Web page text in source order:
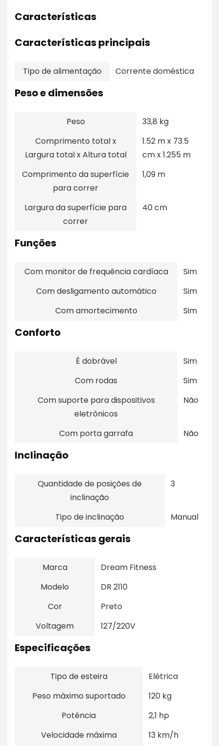
Características
Características principais
Tipo de alimentação Corrente doméstica
Peso e dimensões
Peso
33,8 kg
Comprimento total x
Largura total x Altura total
1.52 m x 73.5
cm x 1.255 m
Comprimento da superfície
para correr
1,09 m
Largura da superfície para
correr
40 cm
Funções
Com monitor de frequência cardíaca
Sim
Com desligamento automático
Sim
Com amortecimento
Sim
Conforto
É dobrável
Sim
Com rodas
Sim
Com suporte para dispositivos
eletrônicos
Não
Com porta garrafa Não
Inclinação
Quantidade de posições de
inclinação
3
Tipo de inclinação Manual
Características gerais
Marca
Dream Fitness
Modelo
DR 2110
Cor
Preto
Voltagem
127/220V
Especificações
Tipo de esteira
Elétrica
Peso máximo suportado
120 kg
Potência
2,1 hp
Velocidade máxima
13 km/h